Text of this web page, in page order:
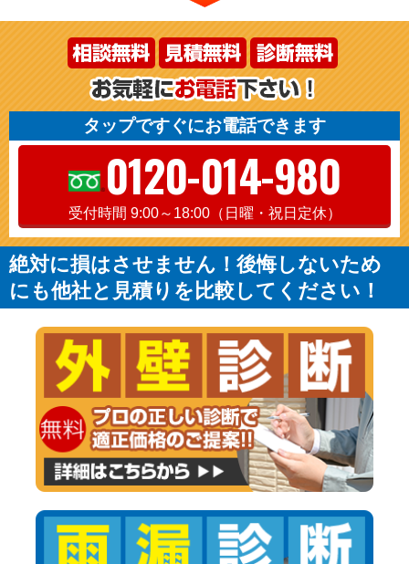
タップですぐにお電話できます
0120-014-980
受付時間 9:00～18:00（日曜・祝日定休）
絶対に損はさせません！後悔しないため
にも他社と見積りを比較してください！